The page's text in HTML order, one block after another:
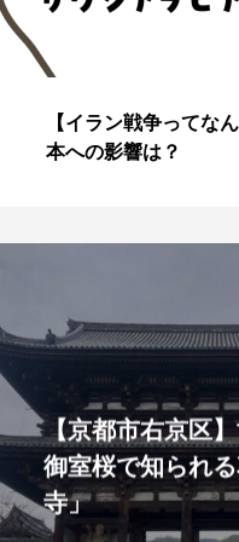
【イラン戦争ってな
ぜこのタイミングで？
【京都市右京区
御室桜で知られ
寺」